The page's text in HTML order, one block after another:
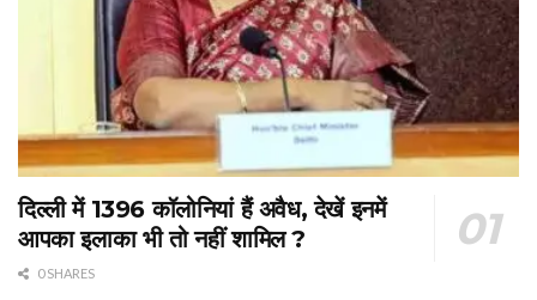
दिल्ली में 1396 कॉलोनियां हैं अवैध, देखें इनमें
आपका इलाका भी तो नहीं शामिल ?
0 SHARES